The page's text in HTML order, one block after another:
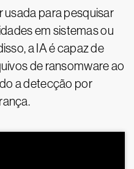
usada para pesquisar
em sistemas ou
a IA é capaz de
de ransomware ao
a detecção por